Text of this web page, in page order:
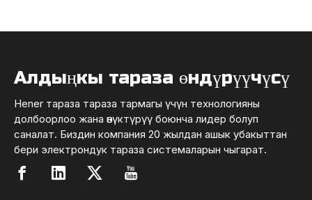
Алдыңкы тараза өндүрүүчүсү
Hener тараза тараза тармагы үчүн технологияны
долбоорлоо жана өнүктүрүү боюнча лидер болуп
саналат. Биздин компания 20 жылдан ашык убакыттан
бери электрондук тараза системаларын чыгарат.